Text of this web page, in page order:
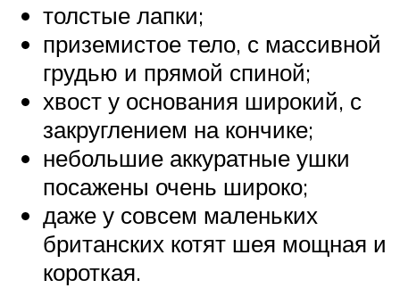
толстые лапки;
приземистое тело, с массивной
грудью и прямой спиной;
хвост у основания широкий, с
закруглением на кончике;
небольшие аккуратные ушки
посажены очень широко;
даже у совсем маленьких
британских котят шея мощная и
короткая.